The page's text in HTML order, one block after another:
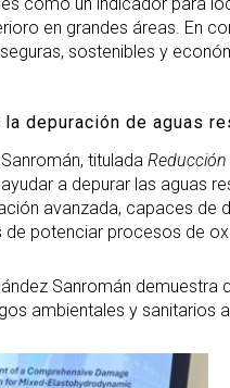
en grandes áreas. En
sostenibles y
depuración de aguas
titulada
a depurar las aguas
avanzada, capaces de
potenciar procesos de
Sanromán
ambientales y